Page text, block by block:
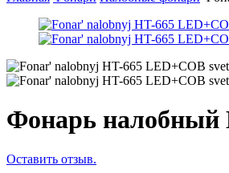
Фонарь налобный
Оставить отзыв.